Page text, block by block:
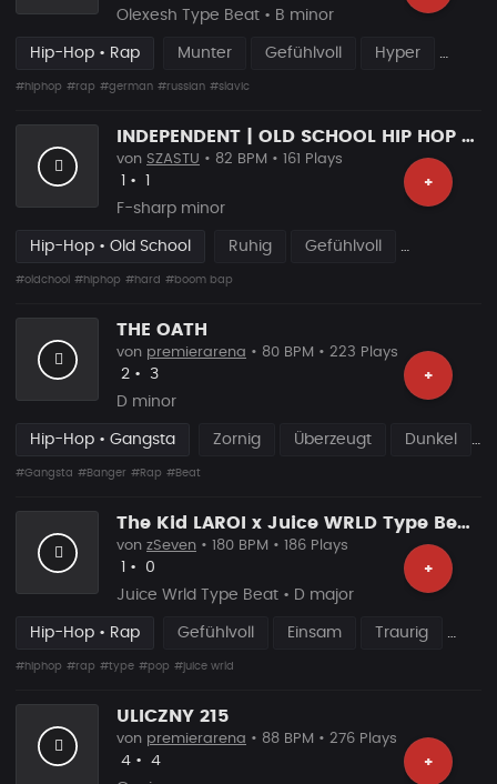
Olexesh Type Beat • B minor
Hip-Hop • Rap Munter Gefühlvoll Hyper
#hiphop #rap #german #russian #slavic
INDEPENDENT | OLD SCHOOL HIP HOP RAP BEAT
+
von SZASTU • 82 BPM • 161 Plays
Likes
• Vorgeschlagen
F-sharp minor
Hip-Hop • Old School Ruhig Gefühlvoll
#oldchool #hiphop #hard #boom bap
THE OATH
+
von premierarena • 80 BPM • 223 Plays
Likes
2 • Vorgeschlagen
3
D minor
Hip-Hop • Gangsta Zornig Überzeugt Dunkel
#Gangsta #Banger #Rap #Beat
The Kid LAROI x Juice WRLD Type Beat – “LIFE” Emotional Pop Rap Instrumental
+
von zSeven • 180 BPM • 186 Plays
Likes
• Vorgeschlagen
0
Juice Wrld Type Beat • D major
Hip-Hop • Rap Gefühlvoll Einsam Traurig
#hiphop #rap #type #pop #juice wrld
ULICZNY 215
+
von premierarena • 88 BPM • 276 Plays
Likes
4 • Vorgeschlagen
4